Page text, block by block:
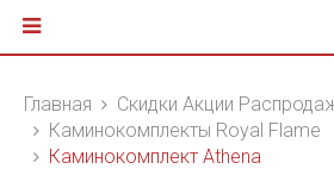
Главная
Скидки Акции
Каминокомплекты Royal Flame
Каминокомплект Athena